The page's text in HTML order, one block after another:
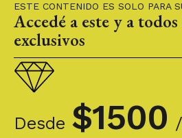
ESTE CONTENIDO ES SOLO PARA
Accedé a este y a
exclusivos
Desde $1500